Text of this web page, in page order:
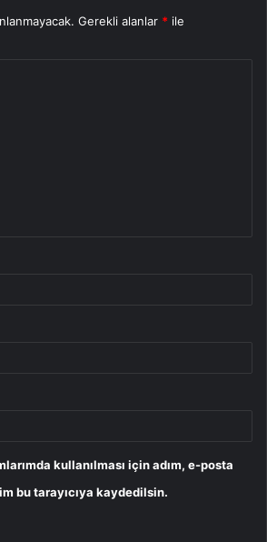
Gerekli alanlar * ile
kullanılması için adım, e-posta
bu tarayıcıya kaydedilsin.